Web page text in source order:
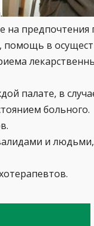
на
помощь в
палате, в
больного.
и